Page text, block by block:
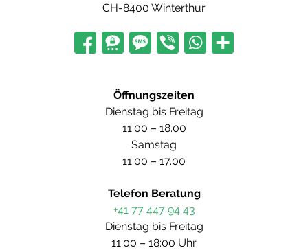
CH-8400 Winterthur
Öffnungszeiten
Dienstag bis Freitag
11.00 – 18.00
Samstag
11.00 – 17.00
Telefon Beratung
+41 77 447 94 43
Dienstag bis Freitag
11:00 – 18:00 Uhr